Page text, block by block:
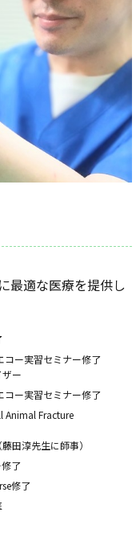
最適な医療を提供し
コー実習セミナー修了
ザー
コー実習セミナー修了
Animal Fracture
田淳先生に師事）
了
修了